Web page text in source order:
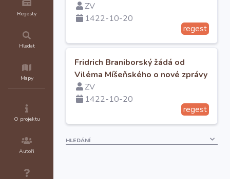
Regesty
Hledat
Mapy
O projektu
Autoři
ZV
1422-10-20
regest
Fridrich Braniborský žádá od
Viléma Míšeňského o nové zprávy
ZV
1422-10-20
regest
HLEDÁNÍ